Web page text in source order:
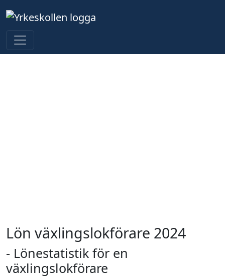
Lön växlingslokförare 2024
- Lönestatistik för en
växlingslokförare